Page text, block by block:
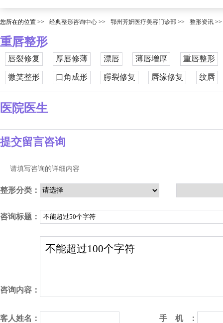
您所在的位置 >> 经典整形咨询中心 >> 鄂州芳妍医疗美容门诊部 >> 整形资讯 >>
重唇整形
唇裂修复 厚唇修薄 漂唇 薄唇增厚 重唇整形
微笑整形 口角成形 腭裂修复 唇缘修复 纹唇
医院医生
提交留言咨询
请填写咨询的详细内容
整形分类：
咨询标题：
咨询内容：
客人姓名： 手 机 ：